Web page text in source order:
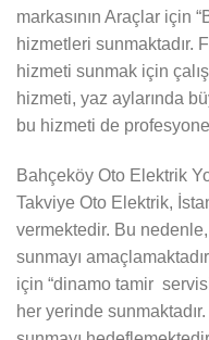
markasının Araçlar için
hizmetleri sunmaktadır.
hizmeti sunmak için
hizmeti, yaz aylarında
bu hizmeti de
Bahçeköy Oto Elektrik
Takviye Oto Elektrik,
vermektedir. Bu
sunmayı
için “dinamo tamir
her yerinde